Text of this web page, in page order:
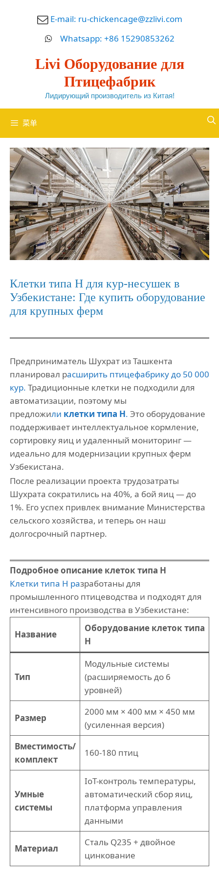
E-mail: ru-chickencage@zzlivi.com
Whatsapp: +86 15290853262
Livi Оборудование для
Птицефабрик
Лидирующий производитель из Китая!
菜单
Клетки типа H для кур-несушек в
Узбекистане: Где купить оборудование
для крупных ферм
Предприниматель Шухрат из Ташкента
планировал расширить птицефабрику до 50 000
кур. Традиционные клетки не подходили для
автоматизации, поэтому мы
предложили клетки типа H. Это оборудование
поддерживает интеллектуальное кормление,
сортировку яиц и удаленный мониторинг —
идеально для модернизации крупных ферм
Узбекистана.
После реализации проекта трудозатраты
Шухрата сократились на 40%, а бой яиц — до
1%. Его успех привлек внимание Министерства
сельского хозяйства, и теперь он наш
долгосрочный партнер.
Подробное описание клеток типа H
Клетки типа H разработаны для
промышленного птицеводства и подходят для
интенсивного производства в Узбекистане:
Название
Оборудование клеток типа
H
Тип
Модульные системы
(расширяемость до 6
уровней)
Размер
2000 мм × 400 мм × 450 мм
(усиленная версия)
Вместимость/
комплект
160-180 птиц
Умные
системы
IoT-контроль температуры,
автоматический сбор яиц,
платформа управления
данными
Материал
Сталь Q235 + двойное
цинкование